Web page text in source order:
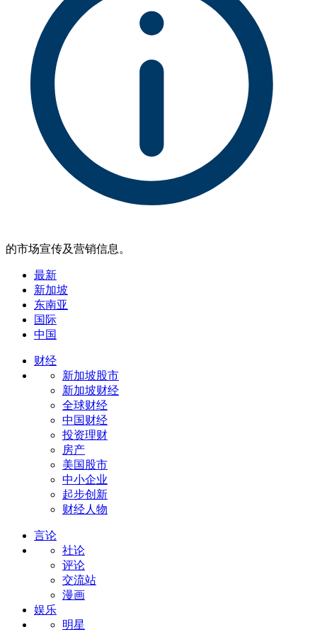
的市场宣传及营销信息。
最新
新加坡
东南亚
国际
中国
财经
新加坡股市
新加坡财经
全球财经
中国财经
投资理财
房产
美国股市
中小企业
起步创新
财经人物
言论
社论
评论
交流站
漫画
娱乐
明星